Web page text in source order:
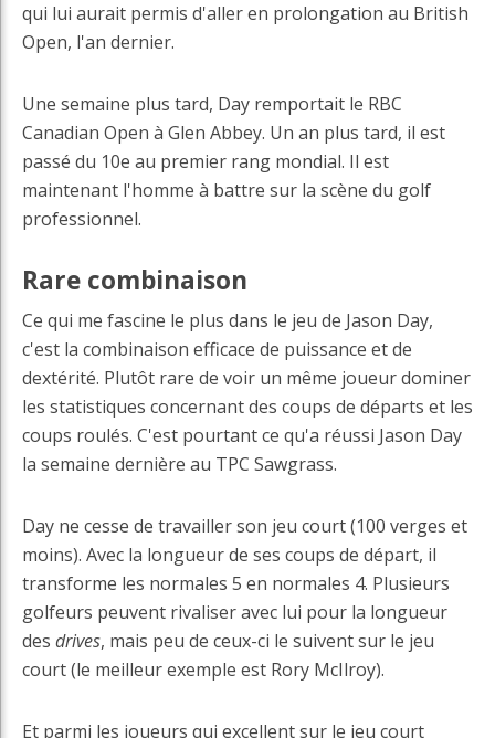
qui lui aurait permis d'aller en prolongation au British
Open, l'an dernier.
Une semaine plus tard, Day remportait le RBC
Canadian Open à Glen Abbey. Un an plus tard, il est
passé du 10e au premier rang mondial. Il est
maintenant l'homme à battre sur la scène du golf
professionnel.
Rare combinaison
Ce qui me fascine le plus dans le jeu de Jason Day,
c'est la combinaison efficace de puissance et de
dextérité. Plutôt rare de voir un même joueur dominer
les statistiques concernant des coups de départs et les
coups roulés. C'est pourtant ce qu'a réussi Jason Day
la semaine dernière au TPC Sawgrass.
Day ne cesse de travailler son jeu court (100 verges et
moins). Avec la longueur de ses coups de départ, il
transforme les normales 5 en normales 4. Plusieurs
golfeurs peuvent rivaliser avec lui pour la longueur
des drives, mais peu de ceux-ci le suivent sur le jeu
court (le meilleur exemple est Rory McIlroy).
Et parmi les joueurs qui excellent sur le jeu court